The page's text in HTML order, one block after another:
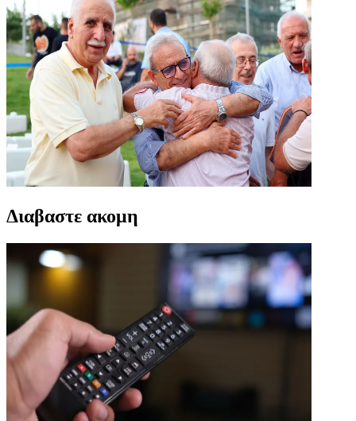
Διαβαστε ακομη